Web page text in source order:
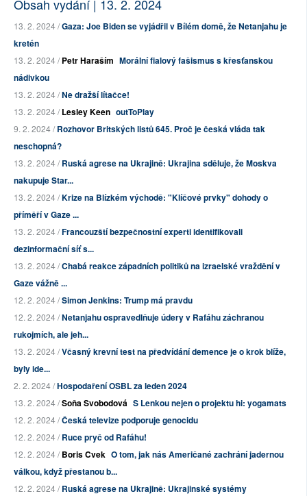
Obsah vydání | 13. 2. 2024
13. 2. 2024 /Gaza: Joe Biden se vyjádřil v Bílém domě, že Netanjahu je
kretén
13. 2. 2024 /Petr Haraším Morální fialový fašismus s křesťanskou
nádivkou
13. 2. 2024 /Ne dražší lítačce!
13. 2. 2024 /Lesley Keen outToPlay
9. 2. 2024 /Rozhovor Britských listů 645. Proč je česká vláda tak
neschopná?
13. 2. 2024 /Ruská agrese na Ukrajině: Ukrajina sděluje, že Moskva
nakupuje Star...
13. 2. 2024 /Krize na Blízkém východě: "Klíčové prvky" dohody o
příměří v Gaze ...
13. 2. 2024 /Francouzští bezpečnostní experti identifikovali
dezinformační síť s...
13. 2. 2024 /Chabá reakce západních politiků na izraelské vraždění v
Gaze vážně ...
12. 2. 2024 /Simon Jenkins: Trump má pravdu
12. 2. 2024 /Netanjahu ospravedlňuje údery v Rafáhu záchranou
rukojmích, ale jeh...
13. 2. 2024 /Včasný krevní test na předvídání demence je o krok blíže,
byly ide...
2. 2. 2024 /Hospodaření OSBL za leden 2024
13. 2. 2024 /Soňa Svobodová S Lenkou nejen o projektu hi: yogamats
12. 2. 2024 /Česká televize podporuje genocidu
12. 2. 2024 /Ruce pryč od Rafáhu!
12. 2. 2024 /Boris Cvek O tom, jak nás Američané zachrání jadernou
válkou, když přestanou b...
12. 2. 2024 /Ruská agrese na Ukrajině: Ukrajinské systémy